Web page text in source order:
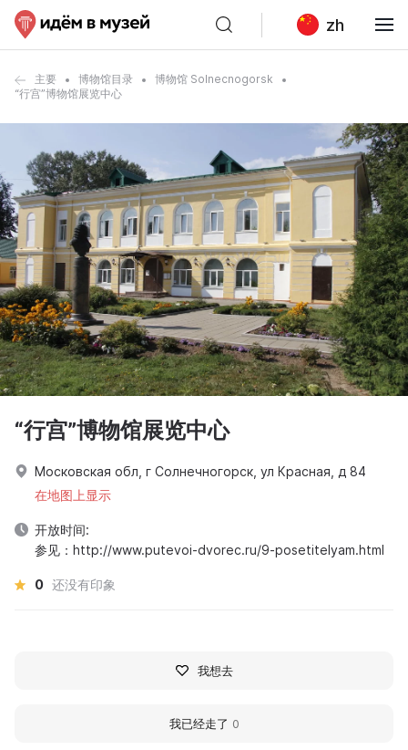
zh
主要 博物馆目录
博物馆 Solnecnogorsk
“行宫”博物馆展览中心
“行宫”博物馆展览中心
Московская обл, г Солнечногорск, ул Красная, д 84
在地图上显示
开放时间:
参见：http://www.putevoi-dvorec.ru/9-posetitelyam.html
0 还没有印象
我想去
我已经走了 0